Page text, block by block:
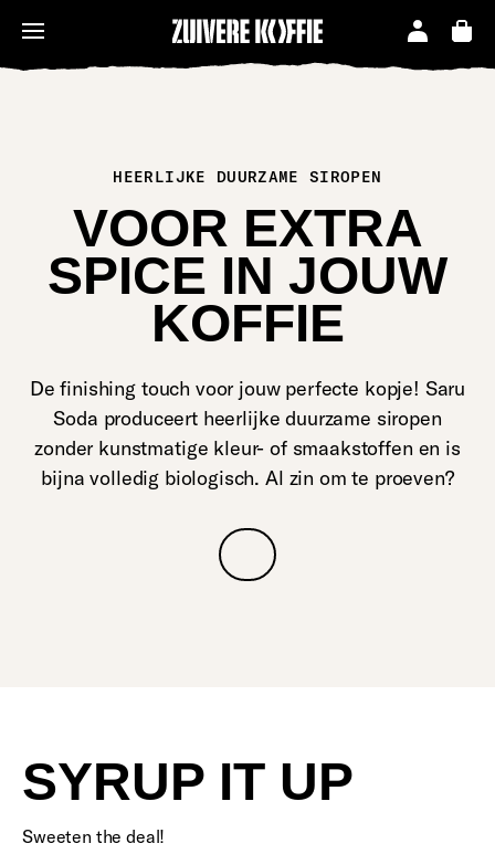
HEERLIJKE DUURZAME SIROPEN
VOOR EXTRA
SPICE IN JOUW
KOFFIE
De finishing touch voor jouw perfecte kopje! Saru
Soda produceert heerlijke duurzame siropen
zonder kunstmatige kleur- of smaakstoffen en is
bijna volledig biologisch. Al zin om te proeven?
SYRUP IT UP
Sweeten the deal!